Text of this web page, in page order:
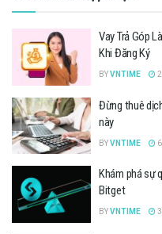
Vay Trả Góp
Khi Đăng Ký
BYVNTIME
Đừng thuê
này
BYVNTIME
Khám phá sự
Bitget
BYVNTIME